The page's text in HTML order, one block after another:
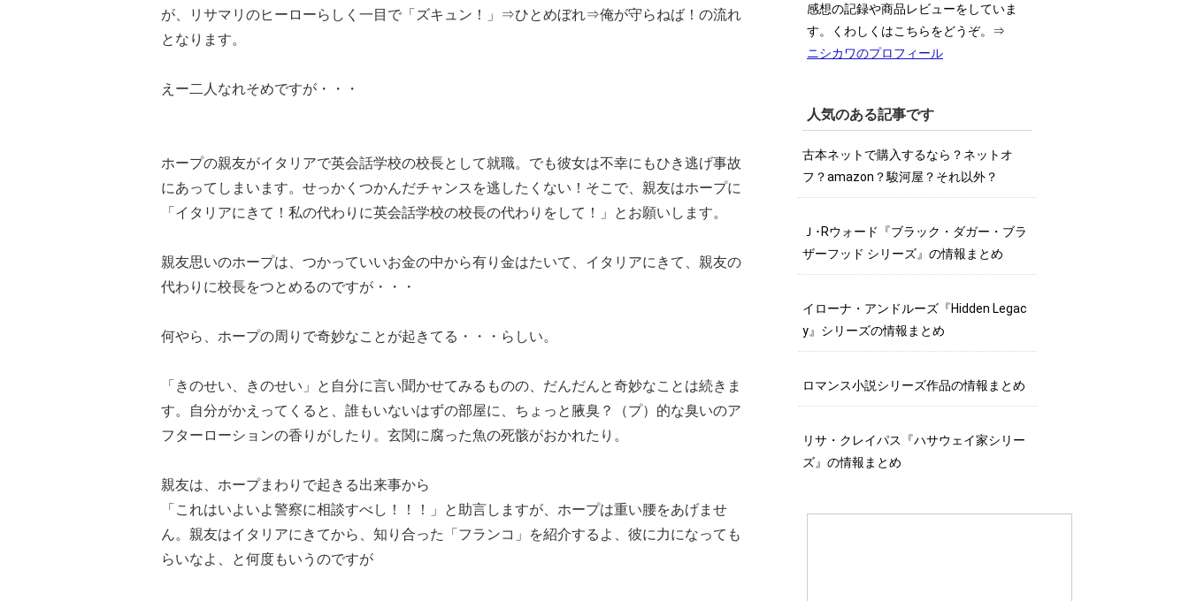
が、リサマリのヒーローらしく一目で「ズキュン！」⇒ひとめぼれ⇒俺が守らねば！の流れ
となります。
えー二人なれそめですが・・・
ホープの親友がイタリアで英会話学校の校長として就職。でも彼女は不幸にもひき逃げ事故
にあってしまいます。せっかくつかんだチャンスを逃したくない！そこで、親友はホープに
「イタリアにきて！私の代わりに英会話学校の校長の代わりをして！」とお願いします。
親友思いのホープは、つかっていいお金の中から有り金はたいて、イタリアにきて、親友の
代わりに校長をつとめるのですが・・・
何やら、ホープの周りで奇妙なことが起きてる・・・らしい。
「きのせい、きのせい」と自分に言い聞かせてみるものの、だんだんと奇妙なことは続きま
す。自分がかえってくると、誰もいないはずの部屋に、ちょっと腋臭？（プ）的な臭いのア
フターローションの香りがしたり。玄関に腐った魚の死骸がおかれたり。
親友は、ホープまわりで起きる出来事から
「これはいよいよ警察に相談すべし！！！」と助言しますが、ホープは重い腰をあげませ
ん。親友はイタリアにきてから、知り合った「フランコ」を紹介するよ、彼に力になっても
らいなよ、と何度もいうのですが
感想の記録や商品レビューをしていま
す。くわしくはこちらをどうぞ。⇒
ニシカワのプロフィール
人気のある記事です
古本ネットで購入するなら？ネットオ
フ？amazon？駿河屋？それ以外？
Ｊ･Rウォード『ブラック・ダガー・ブラ
ザーフッド シリーズ』の情報まとめ
イローナ・アンドルーズ『Hidden Legac
y』シリーズの情報まとめ
ロマンス小説シリーズ作品の情報まとめ
リサ・クレイパス『ハサウェイ家シリー
ズ』の情報まとめ